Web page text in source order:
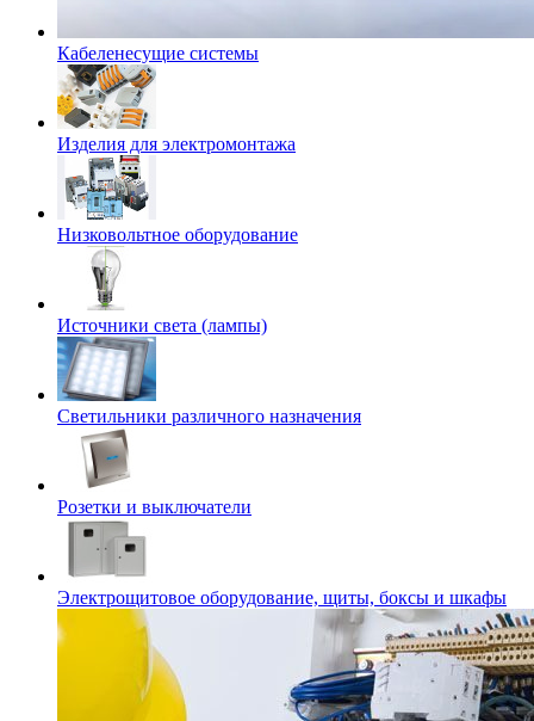
Кабеленесущие системы
Изделия для электромонтажа
Низковольтное оборудование
Источники света (лампы)
Светильники различного назначения
Розетки и выключатели
Электрощитовое оборудование, щиты, боксы и шкафы